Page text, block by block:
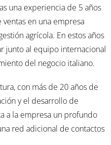
una experiencia de 5 años
en una empresa
agrícola. En estos años
junto al equipo internacional
del negocio italiano.
con más de 20 años de
y el desarrollo de
a la empresa un profundo
red adicional de contactos